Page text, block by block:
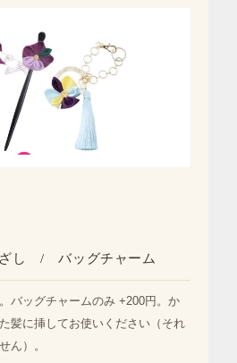
し / バッグチャーム
バッグチャームのみ +200円。か
髪に挿してお使いください（それ
ん）。